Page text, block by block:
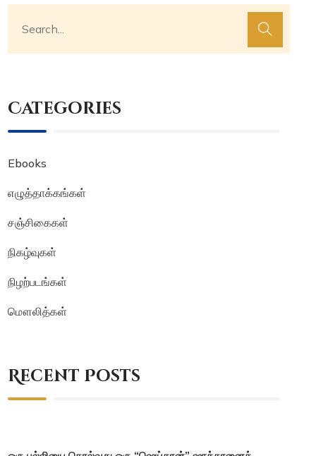
Categories
Ebooks
எழுத்தாக்கங்கள்
சஞ்சிகைகள்
நிகழ்வுகள்
நிழற்படங்கள்
மௌலித்கள்
Recent Posts